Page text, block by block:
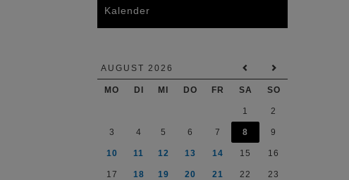
Kalender
AUGUST 2026
MO DI MI DO FR SA SO
1 2
3 4 5 6 7 8 9
10 11 12 13 14 15 16
17 18 19 20 21 22 23